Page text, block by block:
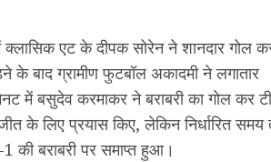
एट के दीपक सोरेन ने शानदार गोल
के बाद ग्रामीण फुटबॉल अकादमी ने लगातार
में बसुदेव करमाकर ने बराबरी का गोल कर
के लिए प्रयास किए, लेकिन निर्धारित
की बराबरी पर समाप्त हुआ।